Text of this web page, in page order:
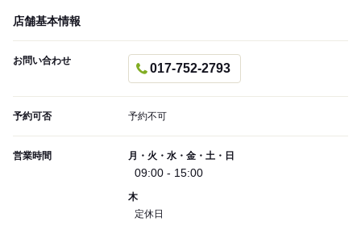
店舗基本情報
お問い合わせ
017-752-2793
予約可否 予約不可
営業時間 月・火・水・金・土・日
09:00 - 15:00
木
定休日